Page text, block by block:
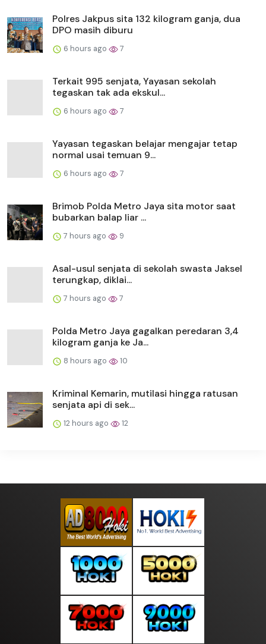
Polres Jakpus sita 132 kilogram ganja, dua
DPO masih diburu
6 hours ago 7
Terkait 995 senjata, Yayasan sekolah
tegaskan tak ada ekskul...
6 hours ago 7
Yayasan tegaskan belajar mengajar tetap
normal usai temuan 9...
6 hours ago 7
Brimob Polda Metro Jaya sita motor saat
bubarkan balap liar ...
7 hours ago 9
Asal-usul senjata di sekolah swasta Jaksel
terungkap, diklai...
7 hours ago 7
Polda Metro Jaya gagalkan peredaran 3,4
kilogram ganja ke Ja...
8 hours ago 10
Kriminal Kemarin, mutilasi hingga ratusan
senjata api di sek...
12 hours ago 12